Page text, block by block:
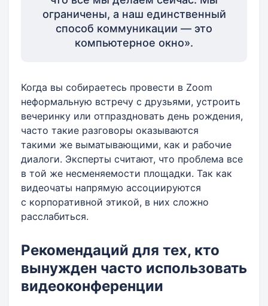
ограничены, а наш единственный
способ коммуникации — это
компьютерное окно».
Когда вы собираетесь провести в Zoom
неформальную встречу с друзьями, устроить
вечеринку или отпраздновать день рождения,
часто такие разговоры оказываются
такими же выматывающими, как и рабочие
диалоги. Эксперты считают, что проблема все
в той же несменяемости площадки. Так как
видеочаты напрямую ассоциируются
с корпоративной этикой, в них сложно
расслабиться.
Рекомендаций для тех, кто
вынужден часто использовать
видеоконференции